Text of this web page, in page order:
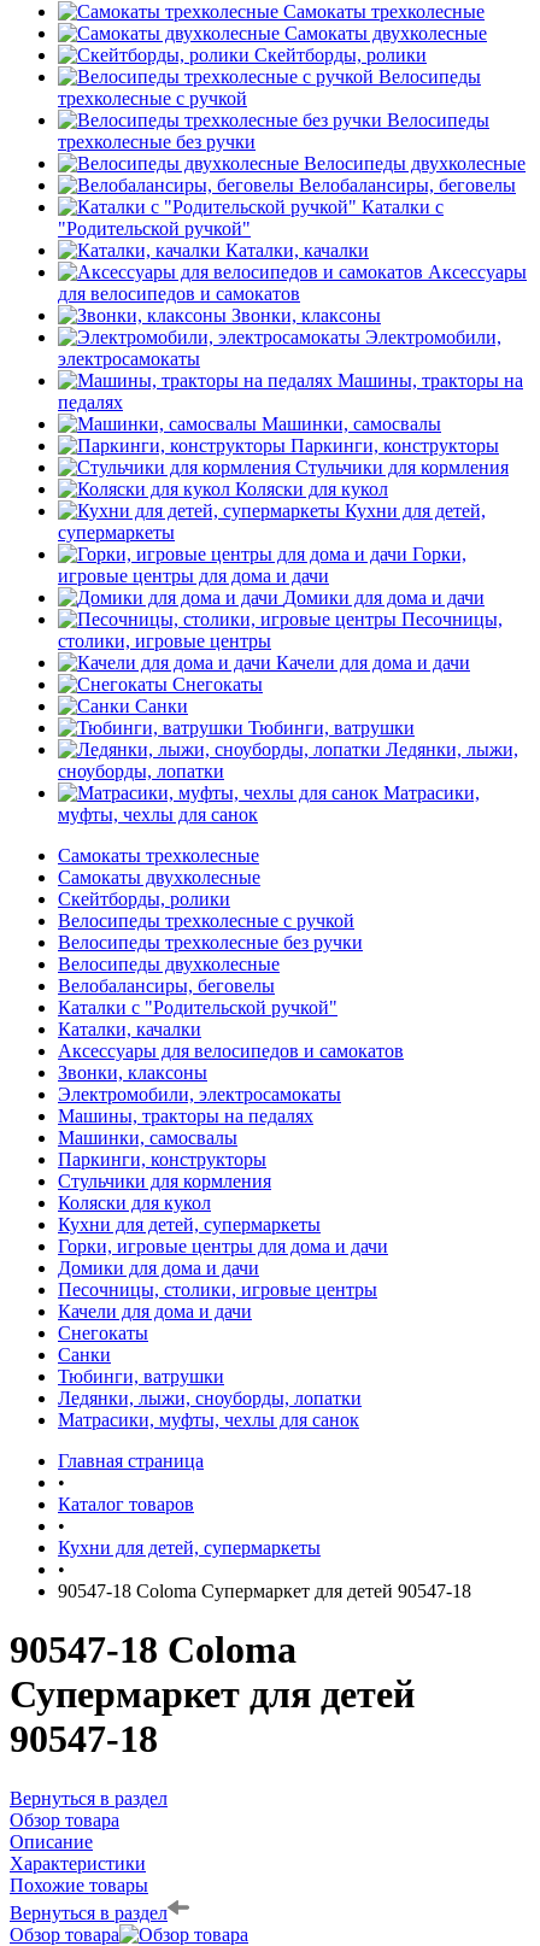
Самокаты трехколесные
Самокаты двухколесные
Скейтборды, ролики
Велосипеды
трехколесные с ручкой
Велосипеды
трехколесные без ручки
Велосипеды двухколесные
Велобалансиры, беговелы
Каталки с
"Родительской ручкой"
Каталки, качалки
Аксессуары
для велосипедов и самокатов
Звонки, клаксоны
Электромобили,
электросамокаты
Машины, тракторы на
педалях
Машинки, самосвалы
Паркинги, конструкторы
Стульчики для кормления
Коляски для кукол
Кухни для детей,
супермаркеты
Горки,
игровые центры для дома и дачи
Домики для дома и дачи
Песочницы,
столики, игровые центры
Качели для дома и дачи
Снегокаты
Санки
Тюбинги, ватрушки
Ледянки, лыжи,
сноуборды, лопатки
Матрасики,
муфты, чехлы для санок
Самокаты трехколесные
Самокаты двухколесные
Скейтборды, ролики
Велосипеды трехколесные с ручкой
Велосипеды трехколесные без ручки
Велосипеды двухколесные
Велобалансиры, беговелы
Каталки с "Родительской ручкой"
Каталки, качалки
Аксессуары для велосипедов и самокатов
Звонки, клаксоны
Электромобили, электросамокаты
Машины, тракторы на педалях
Машинки, самосвалы
Паркинги, конструкторы
Стульчики для кормления
Коляски для кукол
Кухни для детей, супермаркеты
Горки, игровые центры для дома и дачи
Домики для дома и дачи
Песочницы, столики, игровые центры
Качели для дома и дачи
Снегокаты
Санки
Тюбинги, ватрушки
Ледянки, лыжи, сноуборды, лопатки
Матрасики, муфты, чехлы для санок
Главная страница
•
Каталог товаров
•
Кухни для детей, супермаркеты
•
90547-18 Coloma Супермаркет для детей 90547-18
90547-18 Coloma
Супермаркет для детей
90547-18
Вернуться в раздел
Обзор товара
Описание
Характеристики
Похожие товары
Вернуться в раздел
Обзор товара